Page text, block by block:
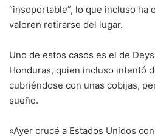
“insoportable”, lo que incluso ha
valoren retirarse del lugar.
Uno de estos casos es el de
Honduras, quien incluso intentó
cubriéndose con unas cobijas,
sueño.
«Ayer crucé a Estados Unidos